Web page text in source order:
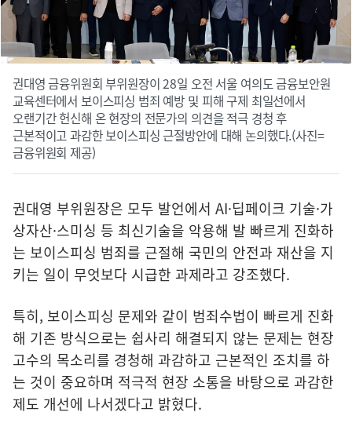
권대영 금융위원회 부위원장이 28일 오전 서울 여의도 금융보안원
교육센터에서 보이스피싱 범죄 예방 및 피해 구제 최일선에서
오랜기간 헌신해 온 현장의 전문가의 의견을 적극 경청 후
근본적이고 과감한 보이스피싱 근절방안에 대해 논의했다.(사진=
금융위원회 제공)
권대영 부위원장은 모두 발언에서 AI·딥페이크 기술·가
상자산·스미싱 등 최신기술을 악용해 발 빠르게 진화하
는 보이스피싱 범죄를 근절해 국민의 안전과 재산을 지
키는 일이 무엇보다 시급한 과제라고 강조했다.
특히, 보이스피싱 문제와 같이 범죄수법이 빠르게 진화
해 기존 방식으로는 쉽사리 해결되지 않는 문제는 현장
고수의 목소리를 경청해 과감하고 근본적인 조치를 하
는 것이 중요하며 적극적 현장 소통을 바탕으로 과감한
제도 개선에 나서겠다고 밝혔다.